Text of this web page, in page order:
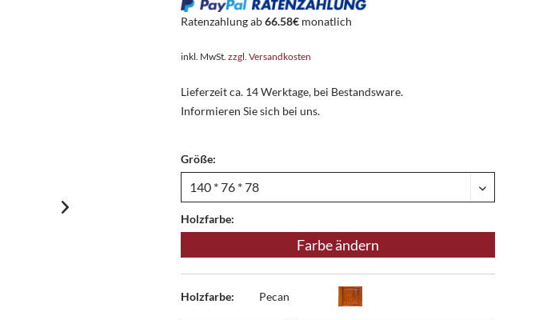
Ratenzahlung ab66.58€ monatlich
inkl. MwSt.zzgl. Versandkosten
Lieferzeit ca. 14 Werktage, bei Bestandsware.
Informieren Sie sich bei uns.
Größe:
Holzfarbe:
Farbe ändern
Holzfarbe: Pecan